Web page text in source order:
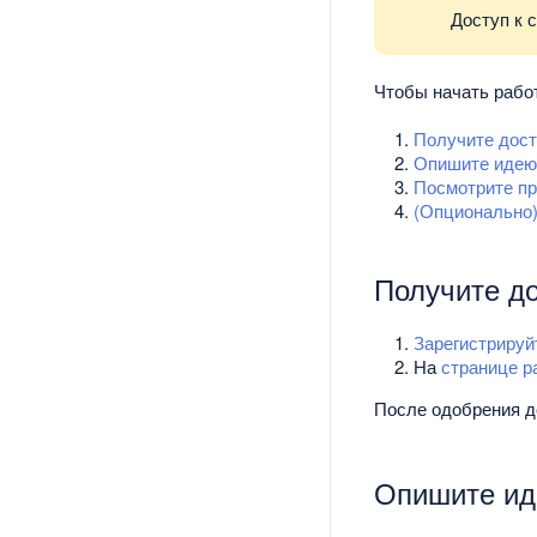
Доступ к
Чтобы начать
Получите
Опишите идею
Посмотрите
Получите
Настранице
После одобрения
Опишите